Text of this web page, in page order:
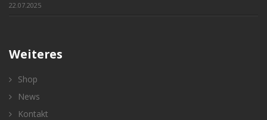
22.07.2025
Weiteres
Shop
News
Kontakt